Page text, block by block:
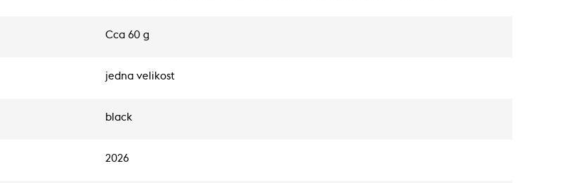
Cca 60 g
jedna velikost
black
2026